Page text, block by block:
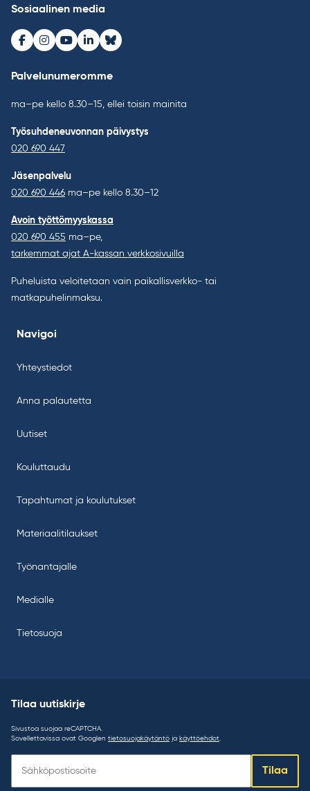
Sosiaalinen media
Facebook
Instagram
Youtube
LinkedInBluesky
Palvelunumeromme
ma–pe kello 8.30–15, ellei toisin mainita
Työsuhdeneuvonnan päivystys
020 690 447
Jäsenpalvelu
020 690 446 ma–pe kello 8.30–12
Avoin työttömyyskassa
020 690 455 ma–pe,
tarkemmat ajat A-kassan verkkosivuilla
Puheluista veloitetaan vain paikallisverkko- tai
matkapuhelinmaksu.
Navigoi
Yhteystiedot
Anna palautetta
Uutiset
Kouluttaudu
Tapahtumat ja koulutukset
Materiaalitilaukset
Työnantajalle
Medialle
Tietosuoja
Tilaa uutiskirje
Sivustoa suojaa reCAPTCHA.
Sovellettavissa ovat Googlen tietosuojakäytäntö ja käyttöehdot.
uutiskirje:
Tilaa